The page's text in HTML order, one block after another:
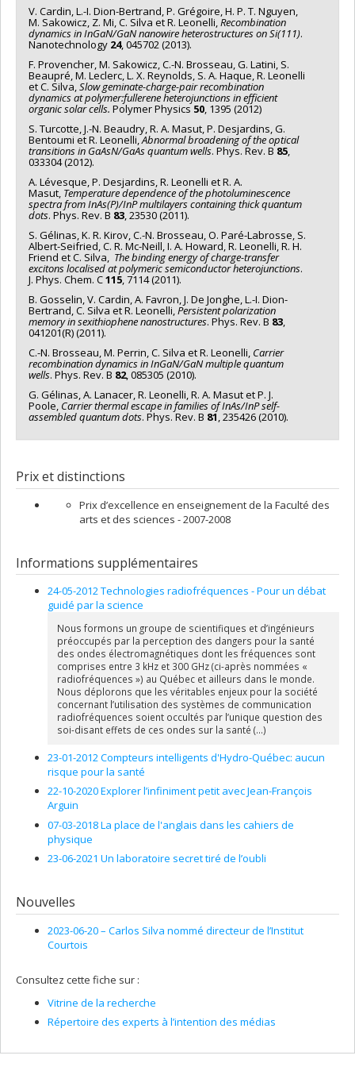
V. Cardin, L.-I. Dion-Bertrand, P. Grégoire, H. P. T. Nguyen,
M. Sakowicz, Z. Mi, C. Silva et R. Leonelli,Recombination
dynamics in InGaN/GaN nanowire heterostructures on Si(111).
Nanotechnology 24, 045702 (2013).
F. Provencher, M. Sakowicz, C.-N. Brosseau, G. Latini, S.
Beaupré, M. Leclerc, L. X. Reynolds, S. A. Haque, R. Leonelli
et C. Silva,Slow geminate-charge-pair recombination
dynamics at polymer:fullerene heterojunctions in efficient
organic solar cells. Polymer Physics 50, 1395 (2012)
S. Turcotte, J.-N. Beaudry, R. A. Masut, P. Desjardins, G.
Bentoumi et R. Leonelli,Abnormal broadening of the optical
transitions in GaAsN/GaAs quantum wells. Phys. Rev. B 85,
033304 (2012).
A. Lévesque, P. Desjardins, R. Leonelli et R. A.
Masut, Temperature dependence ofthe photoluminescence
spectra from InAs(P)/InP multilayers containing thick quantum
dots. Phys. Rev. B 83, 23530 (2011).
S. Gélinas, K. R. Kirov, C.-N. Brosseau, O. Paré-Labrosse, S.
Albert-Seifried, C. R. Mc-Neill, I. A. Howard, R. Leonelli, R. H.
Friend et C. Silva, The binding energy ofcharge-transfer
excitons localised at polymeric semiconductor heterojunctions.
J. Phys. Chem. C115, 7114 (2011).
B. Gosselin, V. Cardin, A. Favron, J. De Jonghe, L.-I. Dion-
Bertrand, C. Silva et R. Leonelli,Persistent polarization
memory in sexithiophene nanostructures. Phys. Rev. B 83,
041201(R) (2011).
C.-N. Brosseau, M. Perrin, C. Silva et R. Leonelli, Carrier
recombination dynamics in InGaN/GaN multiple quantum
wells. Phys. Rev. B 82, 085305 (2010).
G. Gélinas, A. Lanacer, R. Leonelli, R. A. Masut et P. J.
Poole, Carrier thermalescape in families of InAs/InP self-
assembled quantum dots. Phys. Rev. B 81, 235426 (2010).
Prix et distinctions
Prix d’excellence en enseignement de la Faculté des
arts et des sciences - 2007-2008
Informations supplémentaires
24-05-2012 Technologies radiofréquences - Pour un débat
guidé par la science
Nous formons un groupe de scientifiques et d’ingénieurs
préoccupés par la perception des dangers pour la santé
des ondes électromagnétiques dont les fréquences sont
comprises entre 3 kHz et 300 GHz (ci-après nommées «
radiofréquences ») au Québec et ailleurs dans le monde.
Nous déplorons que les véritables enjeux pour la société
concernant l’utilisation des systèmes de communication
radiofréquences soient occultés par l’unique question des
soi-disant effets de ces ondes sur la santé (...)
23-01-2012 Compteurs intelligents d'Hydro-Québec: aucun
risque pour la santé
22-10-2020 Explorer l’infiniment petit avec Jean-François
Arguin
07-03-2018 La place de l'anglais dans les cahiers de
physique
23-06-2021 Un laboratoire secret tiré de l’oubli
Nouvelles
2023-06-20 – Carlos Silva nommé directeur de l’Institut
Courtois
Consultez cette fiche sur :
Vitrine de la recherche
Répertoire des experts à l’intention des médias